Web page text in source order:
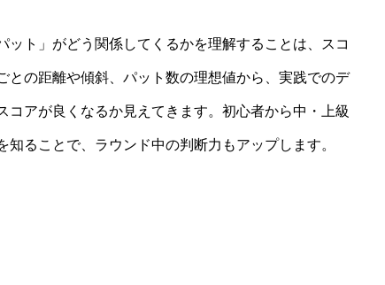
ト」がどう関係してくるかを理解することは、スコ
との距離や傾斜、パット数の理想値から、実践でのデ
アが良くなるか見えてきます。初心者から中・上級
ることで、ラウンド中の判断力もアップします。